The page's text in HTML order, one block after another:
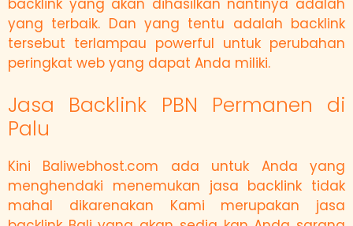
backlink yang akan dihasilkan nantinya adalah
yang terbaik. Dan yang tentu adalah backlink
tersebut terlampau powerful untuk perubahan
peringkat web yang dapat Anda miliki.
Jasa Backlink PBN Permanen di
Palu
Kini Baliwebhost.com ada untuk Anda yang
menghendaki menemukan jasa backlink tidak
mahal dikarenakan Kami merupakan jasa